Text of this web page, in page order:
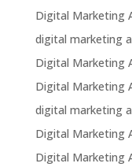
Digital Marketing
digital marketing
Digital Marketing
Digital Marketing
digital marketing
Digital Marketing
Digital Marketing